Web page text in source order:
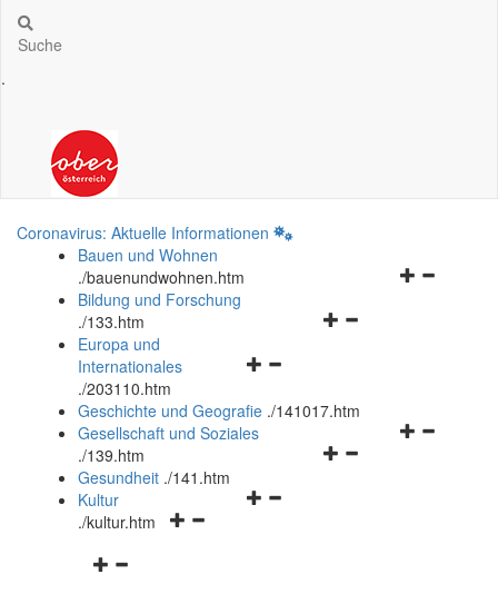
Suche
.
Coronavirus: Aktuelle Informationen
Bauen und Wohnen
./bauenundwohnen.htm
Navigationsmenü
Bildung und Forschung
./133.htm
Navigationsmenü
und
schließen
Europa und
Internationales
./203110.htm
Geschichte und Geografie ./141017.htm
Navigationsmenü
Gesellschaft und Soziales
./139.htm
Navigationsmenü
Gesundheit ./141.htm
Navigationsmenü
Kultur
./kultur.htm
Navigationsmenü